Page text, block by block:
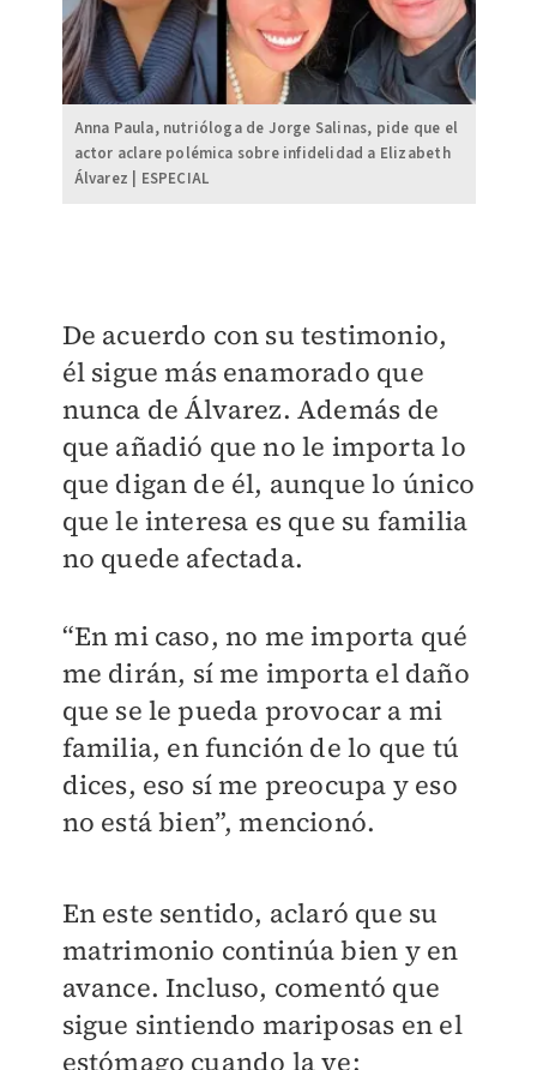
Anna Paula, nutrióloga de Jorge Salinas, pide que el
actor aclare polémica sobre infidelidad a Elizabeth
Álvarez | ESPECIAL
De acuerdo con su testimonio,
él sigue más enamorado que
nunca de Álvarez. Además de
que añadió que no le importa lo
que digan de él, aunque lo único
que le interesa es que su familia
no quede afectada.
“En mi caso, no me importa qué
me dirán, sí me importa el daño
que se le pueda provocar a mi
familia, en función de lo que tú
dices, eso sí me preocupa y eso
no está bien”, mencionó.
En este sentido, aclaró que su
matrimonio continúa bien y en
avance. Incluso, comentó que
sigue sintiendo mariposas en el
estómago cuando la ve: